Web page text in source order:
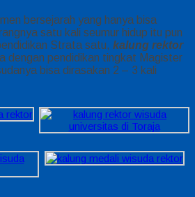
bersejarah yang hanya bisa
satu kali seumur hidup itu pun
Strata satu, kalung rektor
dengan pendidikan tingkat Magister
bisa dirasakan 2 – 3 kali